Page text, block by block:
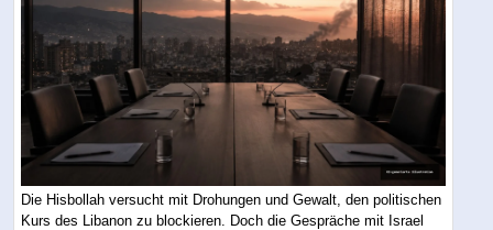
Die Hisbollah versucht mit Drohungen und Gewalt, den politischen
Kurs des Libanon zu blockieren. Doch die Gespräche mit Israel